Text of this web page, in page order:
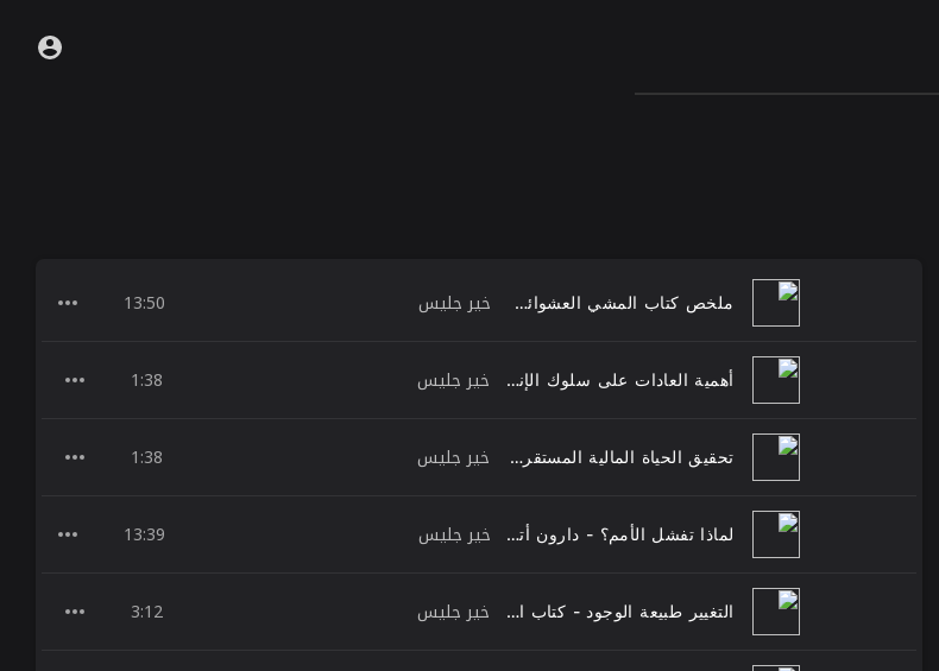
ملخص كتاب المشي العشوائي في وول ستريت - برتون مالكيل خير جليس 13:50
أهمية العادات على سلوك الإنسان - كتاب التأثير المركب خير جليس 1:38
تحقيق الحياة المالية المستقرة - كتاب الأهداف خير جليس 1:38
لماذا تفشل الأمم؟ - دارون أتشموجلو وجيمس روبنسون خير جليس 13:39
التغيير طبيعة الوجود - كتاب الراحة خير جليس 3:12